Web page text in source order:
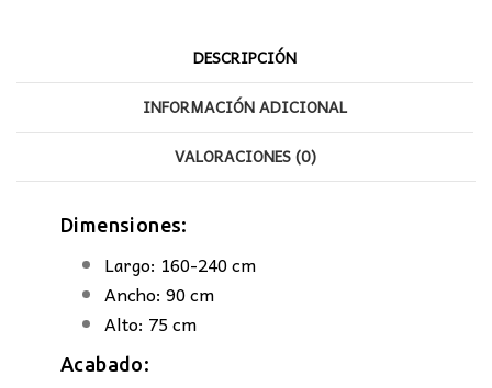
DESCRIPCIÓN
INFORMACIÓN ADICIONAL
VALORACIONES (0)
Dimensiones:
Largo: 160-240 cm
Ancho: 90 cm
Alto: 75 cm
Acabado: